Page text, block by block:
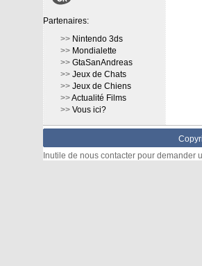
Partenaires:
>> Nintendo 3ds
>> Mondialette
>> GtaSanAndreas
>> Jeux de Chats
>> Jeux de Chiens
>>Actualité Films
>> Vous ici?
Inutile de nous contacter pour demander